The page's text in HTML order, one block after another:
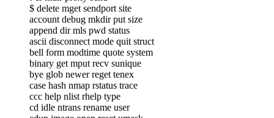
$ delete mget sendport site
account debug mkdir put size
append dir mls pwd status
ascii disconnect mode quit struct
bell form modtime quote system
binary get mput recv sunique
bye glob newer reget tenex
case hash nmap rstatus trace
ccc help nlist rhelp type
cd idle ntrans rename user